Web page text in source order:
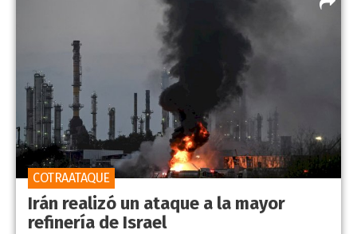
Irán realizó un ataque a la mayor
refinería de Israel
COTRAATAQUE